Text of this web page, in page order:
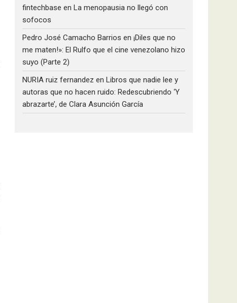
fintechbase en La menopausia no llegó con
sofocos
Pedro José Camacho Barrios en ¡Diles que no
me maten!»: El Rulfo que el cine venezolano hizo
suyo (Parte 2)
NURIA ruiz fernandez en Libros que nadie lee y
autoras que no hacen ruido: Redescubriendo ‘Y
abrazarte’, de Clara Asunción García